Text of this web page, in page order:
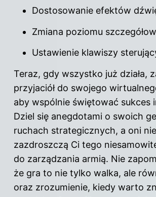
Dostosowanie efektów
Zmiana poziomu
Ustawienie klawiszy
Teraz, gdy wszystko już działa,
przyjaciół do swojego
aby wspólnie świętować sukces
Dziel się anegdotami o swoich
ruchach strategicznych, a oni
zazdroszczą Ci tego
do zarządzania armią. Nie
że gra to nie tylko walka, ale
oraz zrozumienie, kiedy warto